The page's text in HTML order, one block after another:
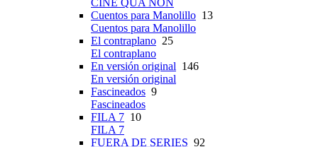
CINE QUA NON
Cuentos para Manolillo 13
Cuentos para Manolillo
El contraplano 25
El contraplano
En versión original 146
En versión original
Fascineados 9
Fascineados
FILA 7 10
FILA 7
FUERA DE SERIES 92